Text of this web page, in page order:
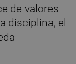
de valores
disciplina, el